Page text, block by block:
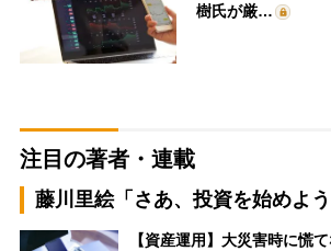
樹氏が厳…
注目の著者・連載
藤川里絵「さあ、投資を始めよう
【資産運用】大災害時に慌